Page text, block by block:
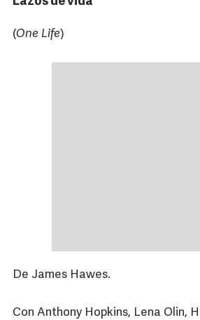
(One Life)
De James Hawes.
Con Anthony Hopkins, Lena Olin,